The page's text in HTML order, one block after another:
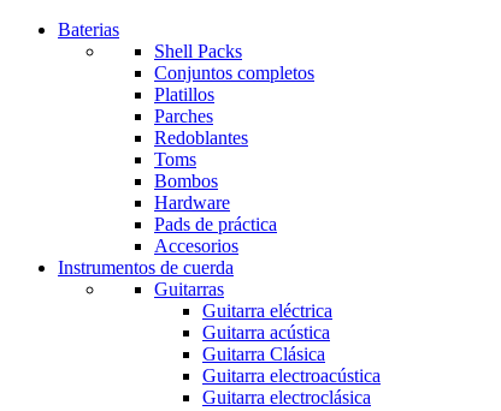
Baterias
Shell Packs
Conjuntos completos
Platillos
Parches
Redoblantes
Toms
Bombos
Hardware
Pads de práctica
Accesorios
Instrumentos de cuerda
Guitarras
Guitarra eléctrica
Guitarra acústica
Guitarra Clásica
Guitarra electroacústica
Guitarra electroclásica